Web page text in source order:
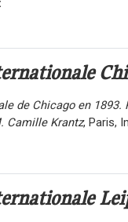
de Chicago en 1893.
Camille Krantz, Paris,